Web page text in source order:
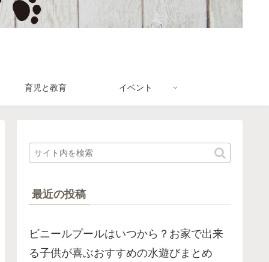
育児と教育 イベント
最近の投稿
ビニールプールはいつから？お家で出来
る子供が喜ぶおすすめの水遊びまとめ